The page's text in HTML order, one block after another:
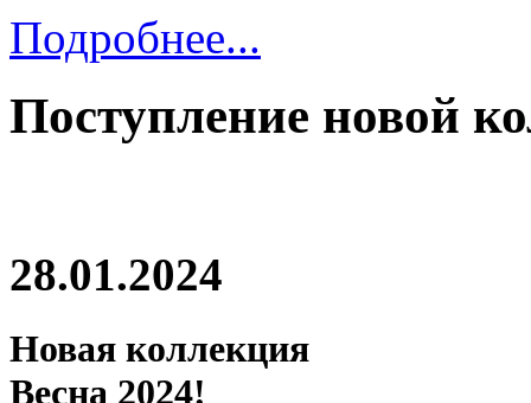
Подробнее...
Поступление новой
28.01.2024
Новая коллекция
Весна 2024!